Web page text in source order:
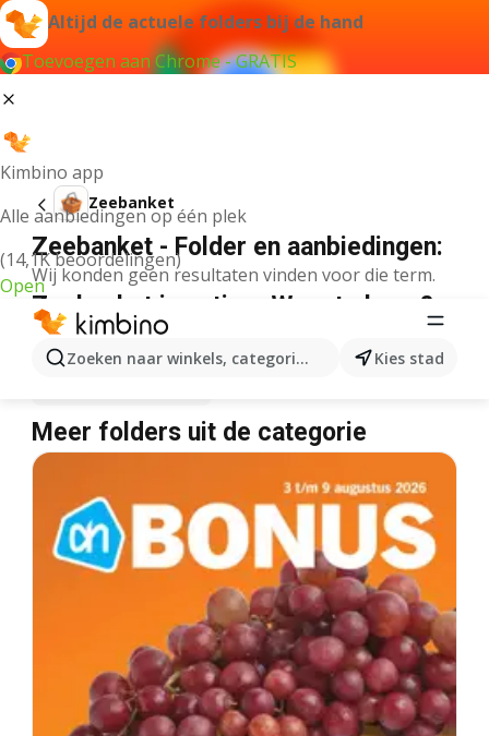
Altijd de actuele folders bij de hand
Toevoegen aan Chrome - GRATIS
Kimbino app
Alle aanbiedingen op één plek
(14,1K beoordelingen)
Open
Zoeken naar winkels, categorieën, producten...
Kies stad
Zeebanket
Zeebanket - Folder en aanbiedingen:
Wij konden geen resultaten vinden voor die term.
Zeebanket in actie – Waar te koop?
Meer folders uit de categorie